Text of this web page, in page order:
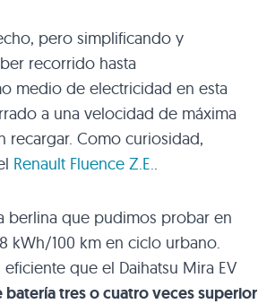
pero simplificando y
recorrido hasta
medio de electricidad en esta
a una velocidad de máxima
recargar. Como curiosidad,
Renault Fluence Z.E.
berlina que pudimos probar en
kWh/100 km en ciclo urbano.
que el Daihatsu Mira EV
batería tres o cuatro veces superior